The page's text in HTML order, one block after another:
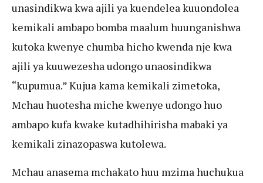
unasindikwa kwa ajili ya kuendelea kuuondolea
kemikali ambapo bomba maalum huunganishwa
kutoka kwenye chumba hicho kwenda nje kwa
ajili ya kuuwezesha udongo unaosindikwa
“kupumua.” Kujua kama kemikali zimetoka,
Mchau huotesha miche kwenye udongo huo
ambapo kufa kwake kutadhihirisha mabaki ya
kemikali zinazopaswa kutolewa.
Mchau anasema mchakato huu mzima huchukua